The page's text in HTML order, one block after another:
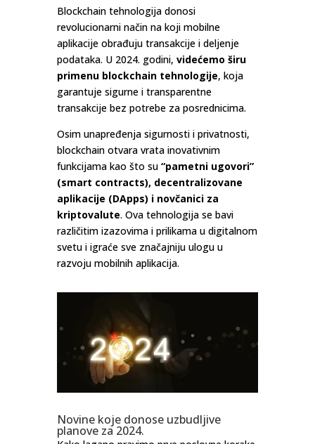
Blockchain tehnologija donosi
revolucionarni način na koji mobilne
aplikacije obrađuju transakcije i deljenje
podataka. U 2024. godini, videćemo širu
primenu blockchain tehnologije, koja
garantuje sigurne i transparentne
transakcije bez potrebe za posrednicima.
Osim unapređenja sigurnosti i privatnosti,
blockchain otvara vrata inovativnim
funkcijama kao što su “pametni ugovori”
(smart contracts), decentralizovane
aplikacije (DApps) i novčanici za
kriptovalute. Ova tehnologija se bavi
različitim izazovima i prilikama u digitalnom
svetu i igraće sve značajniju ulogu u
razvoju mobilnih aplikacija.
Novine koje donose uzbudljive
planove za 2024.